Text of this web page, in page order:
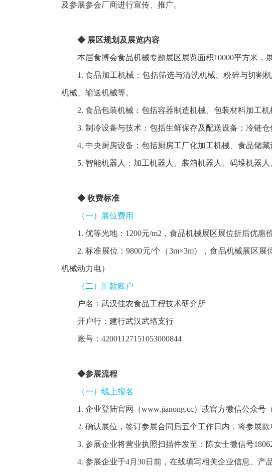
及参展参会厂商进行宣传、推广。
◆ 展区规划及展览内容
本届食博会食品机械专题展区展览面积10000平方米，
1. 食品加工机械：包括筛选与清洗机械、粉碎与切割
机械、输送机械等。
2. 食品包装机械：包括容器制造机械、包装材料加工机
3. 制冷设备与技术：包括生鲜保存及配送设备；冷链
4. 中央厨房设备：包括厨房工厂化加工机械、食品储
5. 智能机器人：加工机器人、装箱机器人、码垛机器
◆ 收费标准
（一）展位费用
1. 优等光地：1200元/m2 ，食品机械展区展位折后优惠
2. 标准展位：9800元/个（3m×3m），食品机械展区
机械动力电）
（二）汇款账户
户名：武汉佳农食品工程技术研究所
开户行：建行武汉武珞支行
账号：42001127151053000844
◆参展流程
（一）线上报名
1. 企业登陆官网（www.jianong.cc）或官方微信公众
2. 确认展位，签订参展合同后五个工作日内，将参展
3. 参展企业将营业执照扫描件发至：陈女士微信号
4. 参展企业于4月30日前，在线填写相关企业信息、产